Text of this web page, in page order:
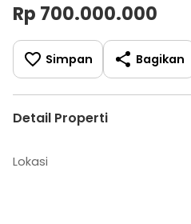
Rp 700.000.000
Simpan Bagikan
Detail Properti
Lokasi